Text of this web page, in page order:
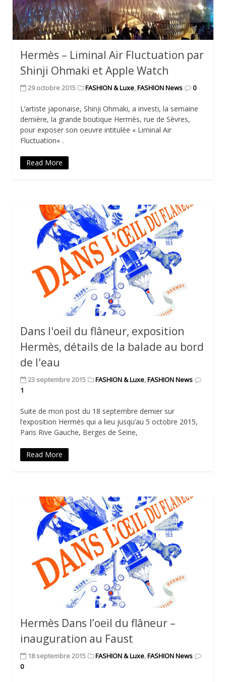
Hermès – Liminal Air Fluctuation par
Shinji Ohmaki et Apple Watch
29 octobre 2015 FASHION & Luxe,FASHION News 0
L’artiste japonaise, Shinji Ohmaki, a investi, la semaine
dernière, la grande boutique Hermès, rue de Sèvres,
pour exposer son oeuvre intitulée « Liminal Air
Fluctuation« .
Read More
Dans l'oeil du flâneur, exposition
Hermès, détails de la balade au bord
de l'eau
23 septembre 2015 FASHION & Luxe,FASHION News
1
Suite de mon post du 18 septembre dernier sur
l’exposition Hermès qui a lieu jusqu’au 5 octobre 2015,
Paris Rive Gauche, Berges de Seine,
Read More
Hermès Dans l’oeil du flâneur –
inauguration au Faust
18 septembre 2015 FASHION & Luxe,FASHION News
0